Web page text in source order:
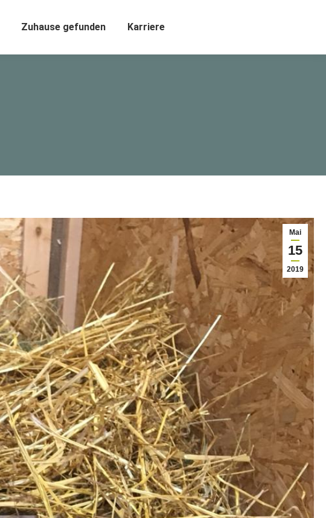
Zuhause gefunden Karriere
Mai
15
2019